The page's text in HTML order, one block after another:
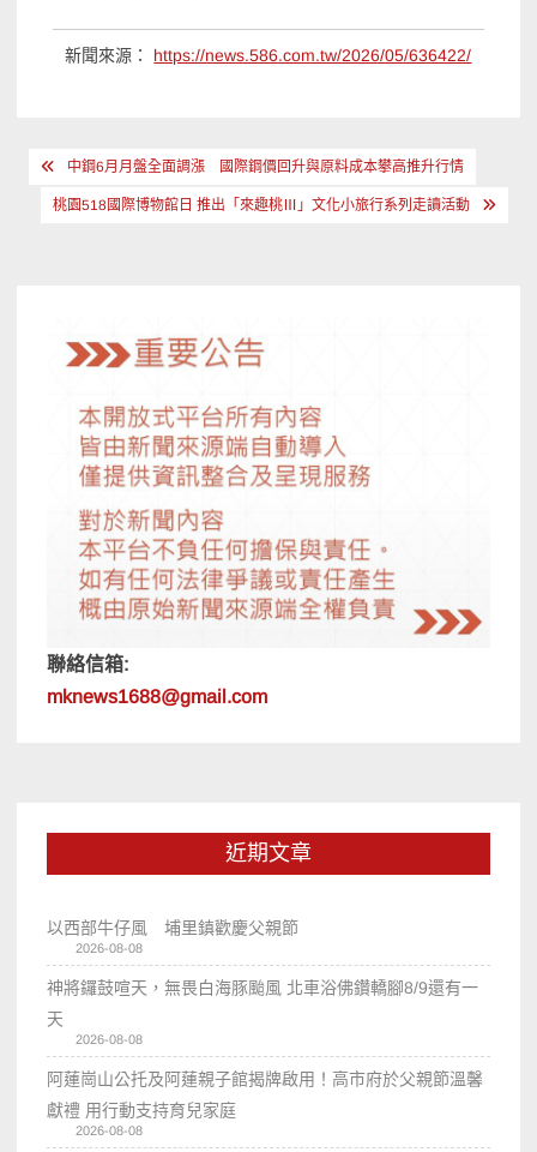
新聞來源： https://news.586.com.tw/2026/05/636422/
文 中鋼6月月盤全面調漲 國際鋼價回升與原料成本攀高推升行情
桃園518國際博物館日 推出「來趣桃Ⅲ」文化小旅行系列走讀活動
聯絡信箱:
mknews1688@gmail.com
近期文章
以西部牛仔風 埔里鎮歡慶父親節
2026-08-08
神將鑼鼓喧天，無畏白海豚颱風 北車浴佛鑽轎腳8/9還有一
天
2026-08-08
阿蓮崗山公托及阿蓮親子館揭牌啟用！高市府於父親節溫馨
獻禮 用行動支持育兒家庭
2026-08-08